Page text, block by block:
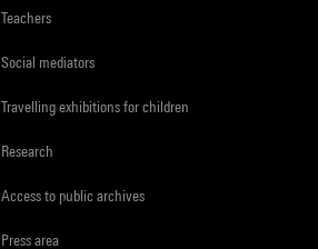
Teachers
Social mediators
Travelling exhibitions for children
Research
Access to public archives
Press area